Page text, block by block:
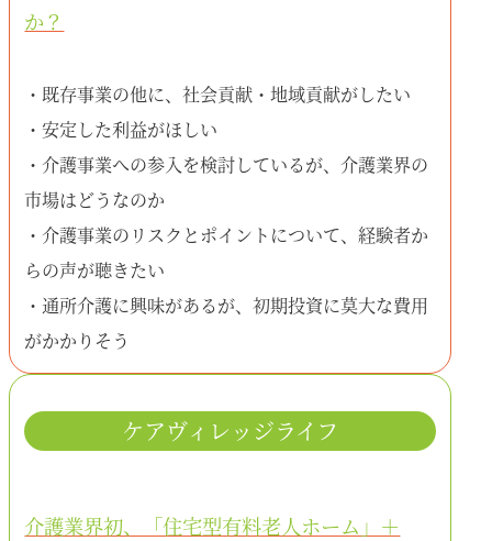
か？
・既存事業の他に、社会貢献・地域貢献がしたい
・安定した利益がほしい
・介護事業への参入を検討しているが、介護業界の
市場はどうなのか
・介護事業のリスクとポイントについて、経験者か
らの声が聴きたい
・通所介護に興味があるが、初期投資に莫大な費用
がかかりそう
ケアヴィレッジライフ
介護業界初、「住宅型有料老人ホーム」＋